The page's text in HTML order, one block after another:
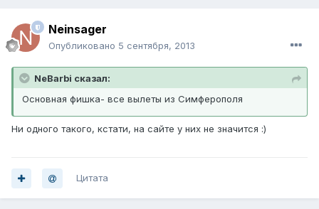
Neinsager
Опубликовано 5 сентября, 2013
NeBarbi сказал:
Основная фишка- все вылеты из Симферополя
Ни одного такого, кстати, на сайте у них не значится :)
Цитата